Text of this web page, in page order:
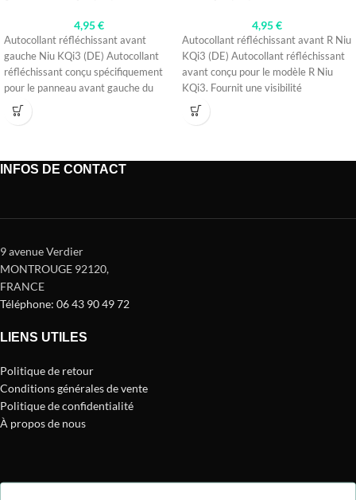
4,95€
Autocollant réfléchissant avant
gauche Niu KQi3 (DE) Autocollant
réfléchissant conçu spécifiquement
pour le panneau avant gauche du
modèle Niu KQi3.
4,95€
Autocollant réfléchissant avant R Niu
KQi3 (DE) Autocollant réfléchissant
avant conçu pour le modèle R Niu
KQi3. Fournit une visibilité
INFOS DE CONTACT
9 avenue Verdier
MONTROUGE 92120,
FRANCE
Téléphone: 06 43 90 49 72
LIENS UTILES
Politique de retour
Conditions générales de vente
Politique de confidentialité
À propos de nous